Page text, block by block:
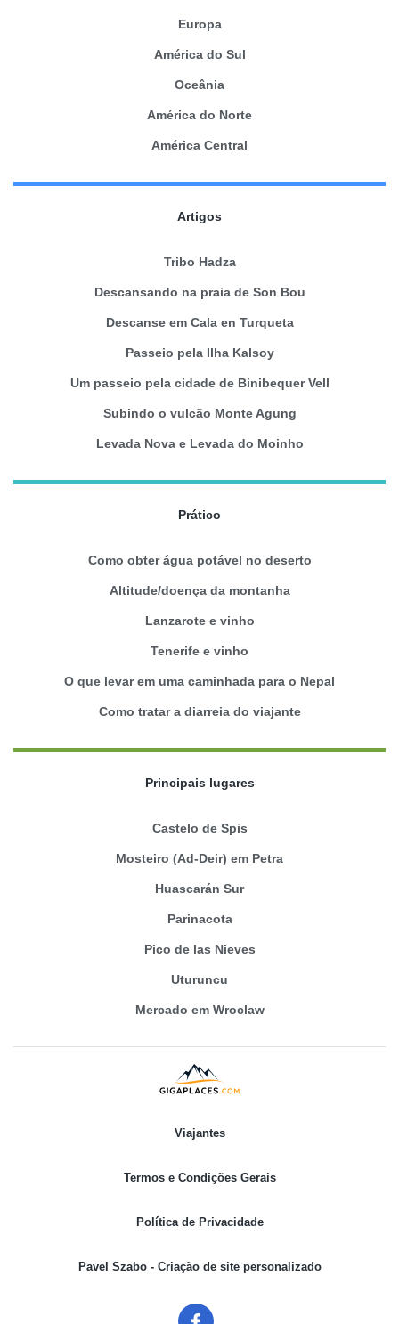
Europa
América do Sul
Oceânia
América do Norte
América Central
Artigos
Tribo Hadza
Descansando na praia de Son Bou
Descanse em Cala en Turqueta
Passeio pela Ilha Kalsoy
Um passeio pela cidade de Binibequer Vell
Subindo o vulcão Monte Agung
Levada Nova e Levada do Moinho
Prático
Como obter água potável no deserto
Altitude/doença da montanha
Lanzarote e vinho
Tenerife e vinho
O que levar em uma caminhada para o Nepal
Como tratar a diarreia do viajante
Principais lugares
Castelo de Spis
Mosteiro (Ad-Deir) em Petra
Huascarán Sur
Parinacota
Pico de las Nieves
Uturuncu
Mercado em Wroclaw
Viajantes
Termos e Condições Gerais
Política de Privacidade
Pavel Szabo - Criação de site personalizado